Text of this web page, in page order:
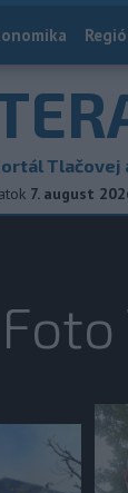
7. august
Foto